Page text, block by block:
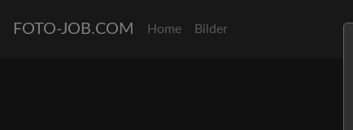
FOTO-JOB.COM Home Bilder